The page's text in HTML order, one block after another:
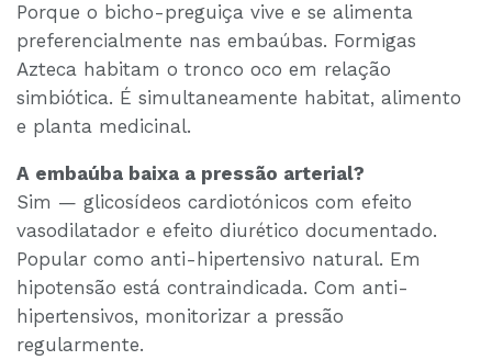
Porque o bicho-preguiça vive e se alimenta
preferencialmente nas embaúbas. Formigas
Azteca habitam o tronco oco em relação
simbiótica. É simultaneamente habitat, alimento
e planta medicinal.
A embaúba baixa a pressão arterial?
Sim — glicosídeos cardiotónicos com efeito
vasodilatador e efeito diurético documentado.
Popular como anti-hipertensivo natural. Em
hipotensão está contraindicada. Com anti-
hipertensivos, monitorizar a pressão
regularmente.